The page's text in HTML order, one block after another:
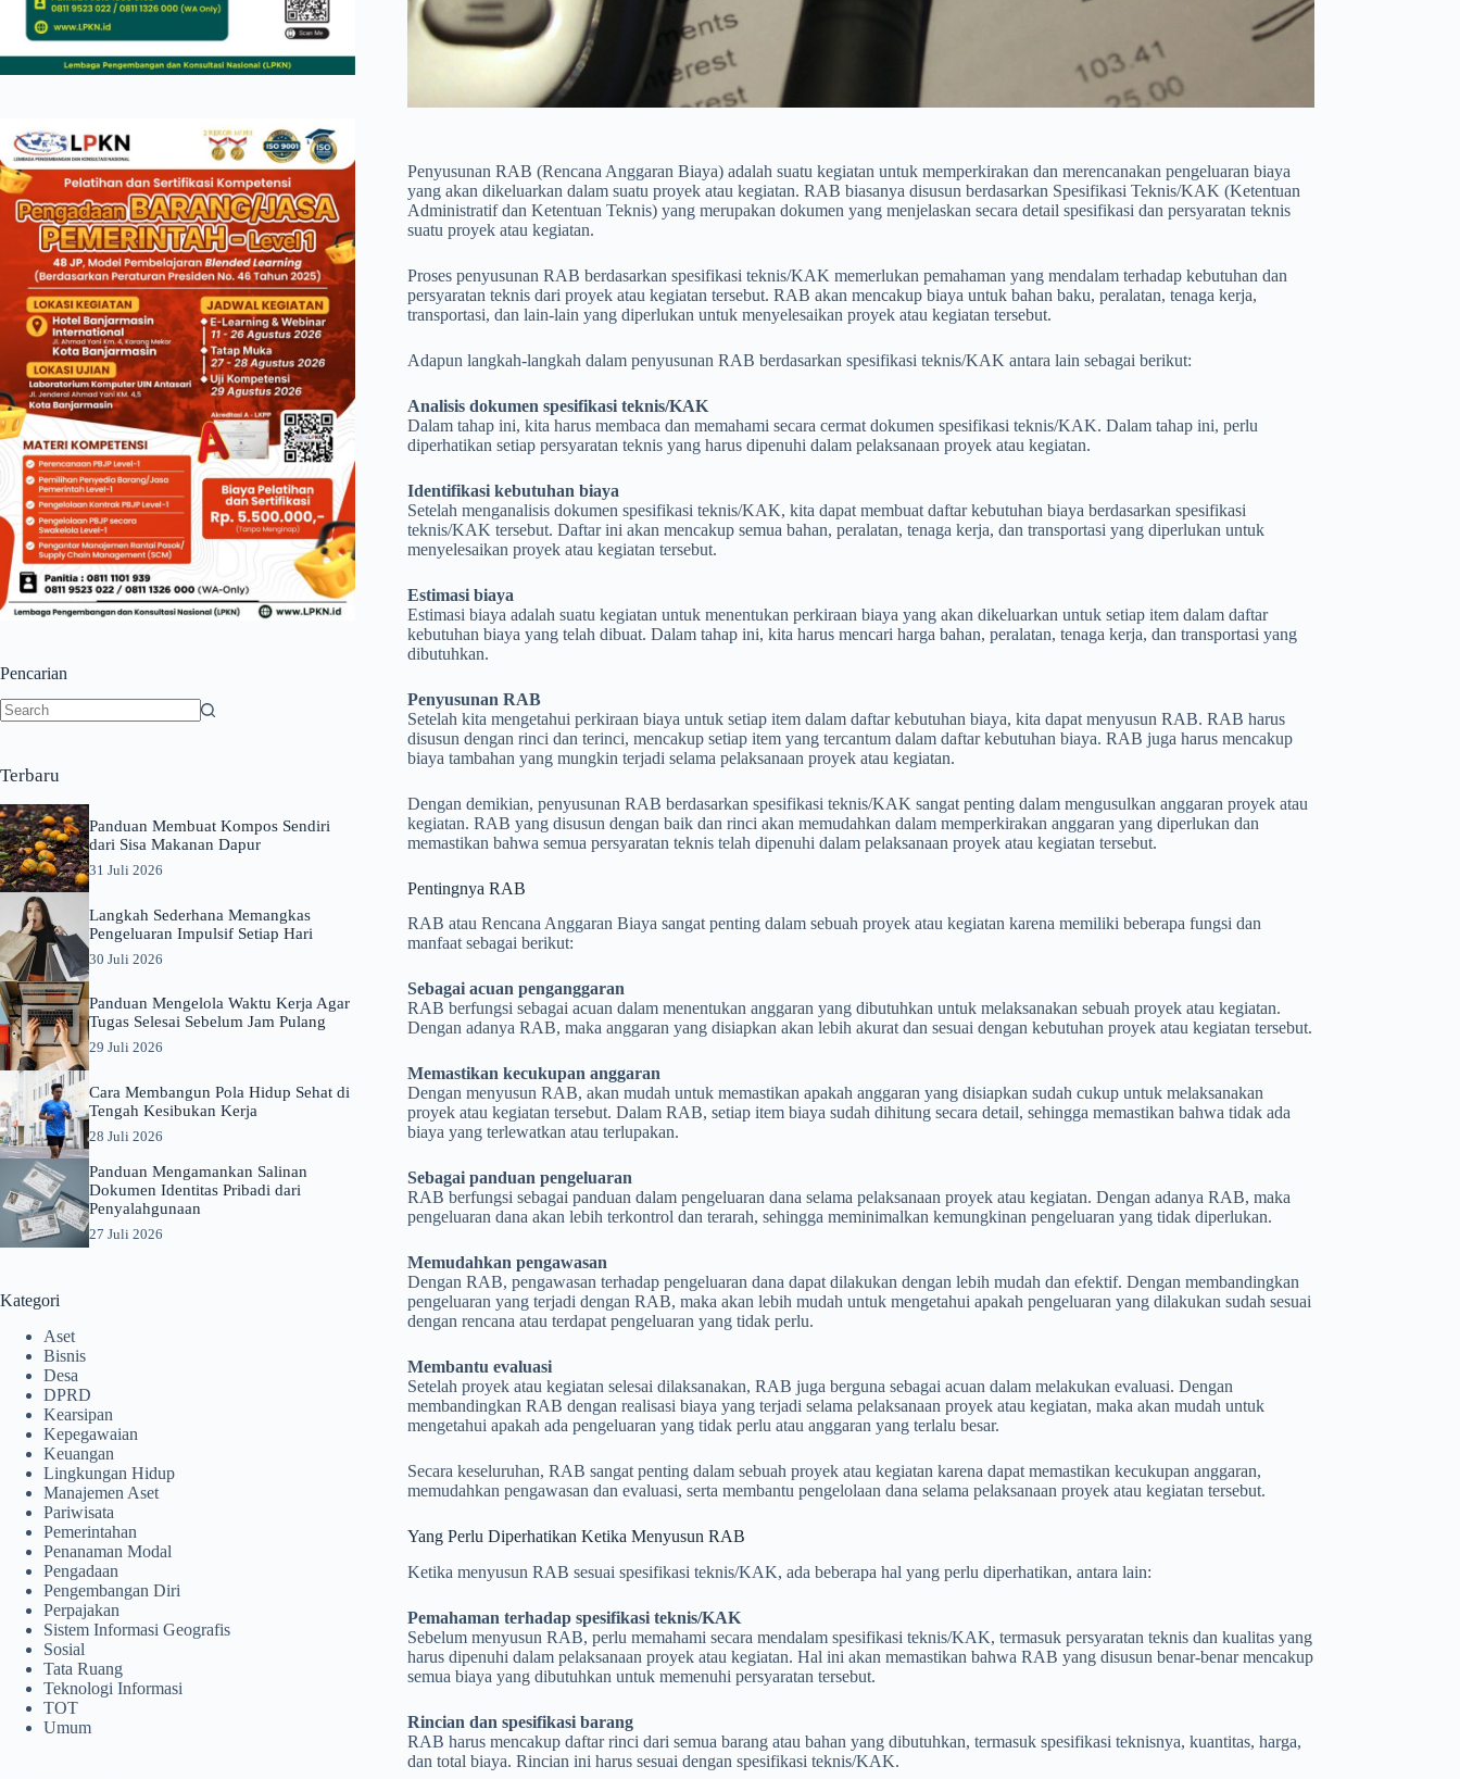
Penyusunan RAB (Rencana Anggaran Biaya) adalah suatu kegiatan untuk memperkirakan dan merencanakan pengeluaran biaya
yang akan dikeluarkan dalam suatu proyek atau kegiatan. RAB biasanya disusun berdasarkan Spesifikasi Teknis/KAK (Ketentuan
Administratif dan Ketentuan Teknis) yang merupakan dokumen yang menjelaskan secara detail spesifikasi dan persyaratan teknis
suatu proyek atau kegiatan.
Proses penyusunan RAB berdasarkan spesifikasi teknis/KAK memerlukan pemahaman yang mendalam terhadap kebutuhan dan
persyaratan teknis dari proyek atau kegiatan tersebut. RAB akan mencakup biaya untuk bahan baku, peralatan, tenaga kerja,
transportasi, dan lain-lain yang diperlukan untuk menyelesaikan proyek atau kegiatan tersebut.
Adapun langkah-langkah dalam penyusunan RAB berdasarkan spesifikasi teknis/KAK antara lain sebagai berikut:
Analisis dokumen spesifikasi teknis/KAK
Dalam tahap ini, kita harus membaca dan memahami secara cermat dokumen spesifikasi teknis/KAK. Dalam tahap ini, perlu
diperhatikan setiap persyaratan teknis yang harus dipenuhi dalam pelaksanaan proyek atau kegiatan.
Identifikasi kebutuhan biaya
Setelah menganalisis dokumen spesifikasi teknis/KAK, kita dapat membuat daftar kebutuhan biaya berdasarkan spesifikasi
teknis/KAK tersebut. Daftar ini akan mencakup semua bahan, peralatan, tenaga kerja, dan transportasi yang diperlukan untuk
menyelesaikan proyek atau kegiatan tersebut.
Estimasi biaya
Estimasi biaya adalah suatu kegiatan untuk menentukan perkiraan biaya yang akan dikeluarkan untuk setiap item dalam daftar
kebutuhan biaya yang telah dibuat. Dalam tahap ini, kita harus mencari harga bahan, peralatan, tenaga kerja, dan transportasi yang
dibutuhkan.
Penyusunan RAB
Setelah kita mengetahui perkiraan biaya untuk setiap item dalam daftar kebutuhan biaya, kita dapat menyusun RAB. RAB harus
disusun dengan rinci dan terinci, mencakup setiap item yang tercantum dalam daftar kebutuhan biaya. RAB juga harus mencakup
biaya tambahan yang mungkin terjadi selama pelaksanaan proyek atau kegiatan.
Dengan demikian, penyusunan RAB berdasarkan spesifikasi teknis/KAK sangat penting dalam mengusulkan anggaran proyek atau
kegiatan. RAB yang disusun dengan baik dan rinci akan memudahkan dalam memperkirakan anggaran yang diperlukan dan
memastikan bahwa semua persyaratan teknis telah dipenuhi dalam pelaksanaan proyek atau kegiatan tersebut.
Pentingnya RAB
RAB atau Rencana Anggaran Biaya sangat penting dalam sebuah proyek atau kegiatan karena memiliki beberapa fungsi dan
manfaat sebagai berikut:
Sebagai acuan penganggaran
RAB berfungsi sebagai acuan dalam menentukan anggaran yang dibutuhkan untuk melaksanakan sebuah proyek atau kegiatan.
Dengan adanya RAB, maka anggaran yang disiapkan akan lebih akurat dan sesuai dengan kebutuhan proyek atau kegiatan tersebut.
Memastikan kecukupan anggaran
Dengan menyusun RAB, akan mudah untuk memastikan apakah anggaran yang disiapkan sudah cukup untuk melaksanakan
proyek atau kegiatan tersebut. Dalam RAB, setiap item biaya sudah dihitung secara detail, sehingga memastikan bahwa tidak ada
biaya yang terlewatkan atau terlupakan.
Sebagai panduan pengeluaran
RAB berfungsi sebagai panduan dalam pengeluaran dana selama pelaksanaan proyek atau kegiatan. Dengan adanya RAB, maka
pengeluaran dana akan lebih terkontrol dan terarah, sehingga meminimalkan kemungkinan pengeluaran yang tidak diperlukan.
Memudahkan pengawasan
Dengan RAB, pengawasan terhadap pengeluaran dana dapat dilakukan dengan lebih mudah dan efektif. Dengan membandingkan
pengeluaran yang terjadi dengan RAB, maka akan lebih mudah untuk mengetahui apakah pengeluaran yang dilakukan sudah sesuai
dengan rencana atau terdapat pengeluaran yang tidak perlu.
Membantu evaluasi
Setelah proyek atau kegiatan selesai dilaksanakan, RAB juga berguna sebagai acuan dalam melakukan evaluasi. Dengan
membandingkan RAB dengan realisasi biaya yang terjadi selama pelaksanaan proyek atau kegiatan, maka akan mudah untuk
mengetahui apakah ada pengeluaran yang tidak perlu atau anggaran yang terlalu besar.
Secara keseluruhan, RAB sangat penting dalam sebuah proyek atau kegiatan karena dapat memastikan kecukupan anggaran,
memudahkan pengawasan dan evaluasi, serta membantu pengelolaan dana selama pelaksanaan proyek atau kegiatan tersebut.
Yang Perlu Diperhatikan Ketika Menyusun RAB
Ketika menyusun RAB sesuai spesifikasi teknis/KAK, ada beberapa hal yang perlu diperhatikan, antara lain:
Pemahaman terhadap spesifikasi teknis/KAK
Sebelum menyusun RAB, perlu memahami secara mendalam spesifikasi teknis/KAK, termasuk persyaratan teknis dan kualitas yang
harus dipenuhi dalam pelaksanaan proyek atau kegiatan. Hal ini akan memastikan bahwa RAB yang disusun benar-benar mencakup
semua biaya yang dibutuhkan untuk memenuhi persyaratan tersebut.
Rincian dan spesifikasi barang
RAB harus mencakup daftar rinci dari semua barang atau bahan yang dibutuhkan, termasuk spesifikasi teknisnya, kuantitas, harga,
dan total biaya. Rincian ini harus sesuai dengan spesifikasi teknis/KAK.
Pencarian
Terbaru
Panduan Membuat Kompos Sendiri
dari Sisa Makanan Dapur
31 Juli 2026
Langkah Sederhana Memangkas
Pengeluaran Impulsif Setiap Hari
30 Juli 2026
Panduan Mengelola Waktu Kerja Agar
Tugas Selesai Sebelum Jam Pulang
29 Juli 2026
Cara Membangun Pola Hidup Sehat di
Tengah Kesibukan Kerja
28 Juli 2026
Panduan Mengamankan Salinan
Dokumen Identitas Pribadi dari
Penyalahgunaan
27 Juli 2026
Kategori
Aset
Bisnis
Desa
DPRD
Kearsipan
Kepegawaian
Keuangan
Lingkungan Hidup
Manajemen Aset
Pariwisata
Pemerintahan
Penanaman Modal
Pengadaan
Pengembangan Diri
Perpajakan
Sistem Informasi Geografis
Sosial
Tata Ruang
Teknologi Informasi
TOT
Umum